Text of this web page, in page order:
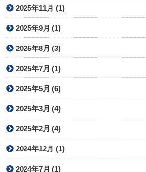
2025年11月 (1)
2025年9月 (1)
2025年8月 (3)
2025年7月 (1)
2025年5月 (6)
2025年3月 (4)
2025年2月 (4)
2024年12月 (1)
2024年7月 (1)